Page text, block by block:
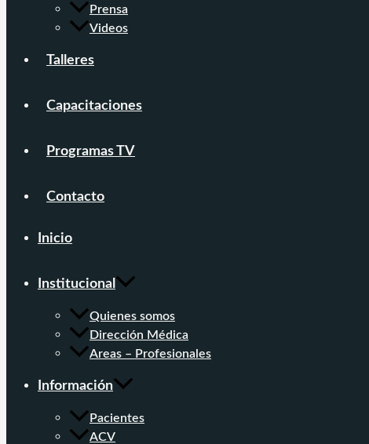
Prensa
Videos
Talleres
Capacitaciones
Programas TV
Contacto
Inicio
Institucional
Quienes somos
Dirección Médica
Areas – Profesionales
Información
Pacientes
ACV